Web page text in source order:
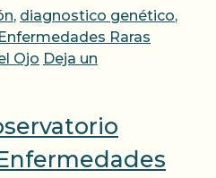
, diagnostico genético,
Enfermedades Raras
Ojo Deja un